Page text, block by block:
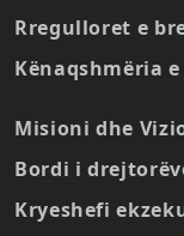
Rregulloret e
Kënaqshmëria
Misioni dhe
Bordi i
Kryeshefi